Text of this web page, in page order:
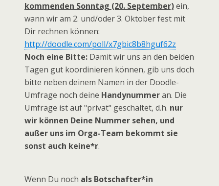
kommenden Sonntag (20. September)ein,
wann wir am 2. und/oder 3. Oktober fest mit
Dir rechnen können:
http://doodle.com/poll/x7gbic8b8hguf62z
Noch eine Bitte: Damit wir uns an den beiden
Tagen gut koordinieren können, gib uns doch
bitte neben deinem Namen in der Doodle-
Umfrage noch deine Handynummeran. Die
Umfrage ist auf "privat" geschaltet, d.h. nur
wir können Deine Nummer sehen, und
außer uns im Orga-Team bekommt sie
sonst auch keine*r.
Wenn Du noch als Botschafter*in